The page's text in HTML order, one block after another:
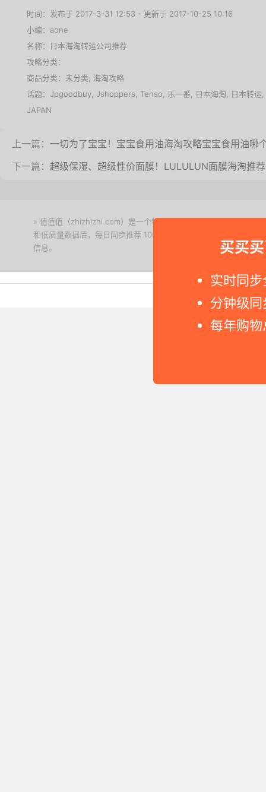
买买
实时同
分钟级
每年购
时间：发布于 2017-3-31 12:53 - 更新于 2017-10-25 10:16
小编：aone
名称：
日本海淘转运公司推荐
攻略分类：
商品分类：未分类, 海淘攻略
话题： Jpgoodbuy Jshoppers Tenso 乐一番 日本海淘 日本转运
JAPAN
上一篇： 一切为了宝宝！宝宝食用油海淘攻略宝宝食用油哪
下一篇： 超级保湿、超级性价面膜！LULULUN面膜海淘推
» 值值值（zhizhizhi.com）是一个特价搜索引擎。我们实时监控和
和低质量数据后，每日同步推荐 1000+ 高性价比商品和打折促销
信息。
Copyright © 2011-2026 网购